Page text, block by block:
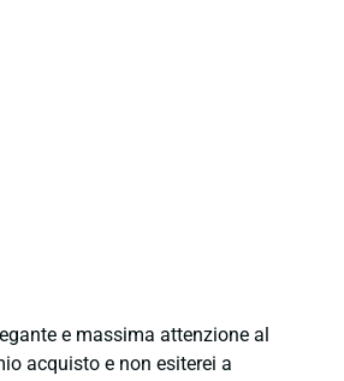
e massima attenzione al
acquisto e non esiterei a